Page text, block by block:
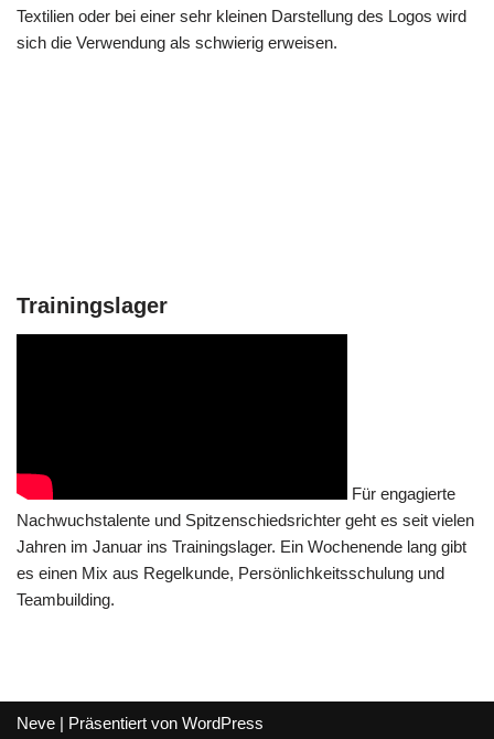
Textilien oder bei einer sehr kleinen Darstellung des Logos wird
sich die Verwendung als schwierig erweisen.
Trainingslager
Für engagierte
Nachwuchstalente und Spitzenschiedsrichter geht es seit vielen
Jahren im Januar ins Trainingslager. Ein Wochenende lang gibt
es einen Mix aus Regelkunde, Persönlichkeitsschulung und
Teambuilding.
Neve | Präsentiert von WordPress